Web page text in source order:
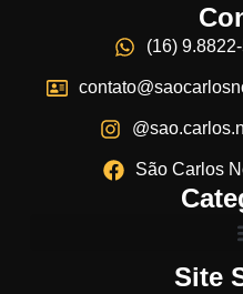
(16)
São Carlos
Site